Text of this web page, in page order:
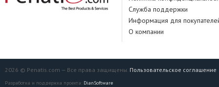
Служба поддержки
Информация для
О компании
2026 © Penatis.com — Все права защищены. Пользовательское соглашение
Разработка и поддержка проекта: DianSoftware